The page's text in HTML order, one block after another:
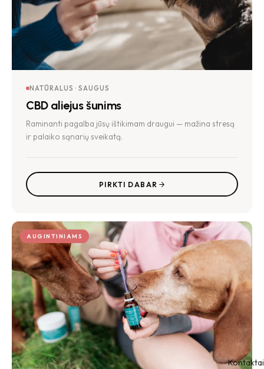
Kontaktai
NATŪRALUS · SAUGUS
CBD aliejus šunims
Raminanti pagalba jūsų ištikimam draugui — mažina stresą
ir palaiko sąnarių sveikatą.
PIRKTI DABAR
AUGINTINIAMS